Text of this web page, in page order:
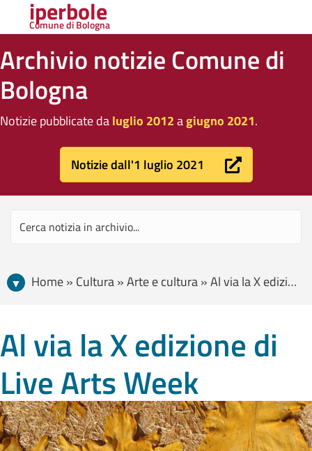
iperbole
Comune di Bologna
Archivio notizie Comune di
Bologna
Notizie pubblicate daluglio 2012agiugno 2021.
Notizie dall'1 luglio 2021
Home » Cultura » Arte e cultura » Al via la X edizione di Live Arts Week
Al via la X edizione di
Live Arts Week